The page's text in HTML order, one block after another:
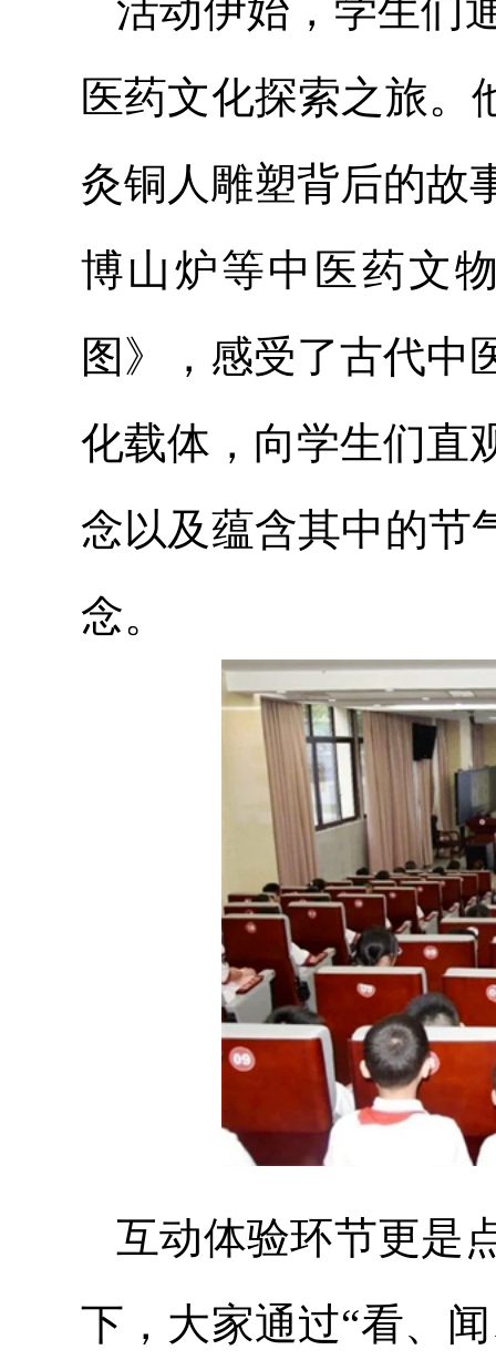
活动伊始，学生们
医药文化探索之旅。
灸铜人雕塑背后的故
博山炉等中医药文
图》，感受了古代中
化载体，向学生们直
念以及蕴含其中的节
念。
互动体验环节更是
下，大家通过“看、